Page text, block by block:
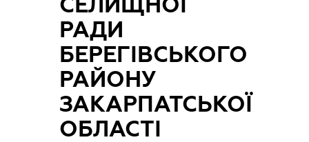
РАДИ
БЕРЕГІВСЬКОГО
РАЙОНУ
ЗАКАРПАТСЬКОЇ
ОБЛАСТІ